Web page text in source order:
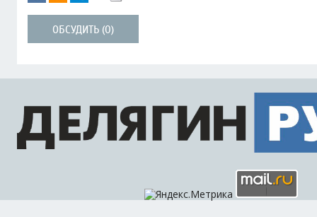
ОБСУДИТЬ (0)